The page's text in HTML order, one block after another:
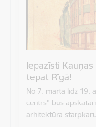
Iepazīsti
tepat Rīgā!
No 7. marta līdz 19.
centrs” būs
arhitektūra